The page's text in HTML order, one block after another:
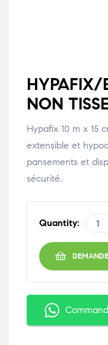
HYPAFIX/
NON
Hypafix 10 m x 15
extensible et
pansements et
sécurité.
Quantity: